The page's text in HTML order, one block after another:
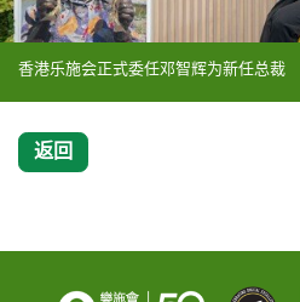
香港乐施会正式委任邓智辉为新任总裁
返回